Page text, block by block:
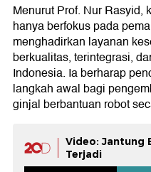
Menurut Prof. Nur Rasyid,
hanya berfokus pada
menghadirkan layanan
berkualitas, terintegrasi,
Indonesia. Ia berharap
langkah awal bagi
ginjal berbantuan robot
Video: Jantung
Terjadi